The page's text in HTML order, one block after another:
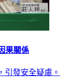
果關係
引發安全疑慮。